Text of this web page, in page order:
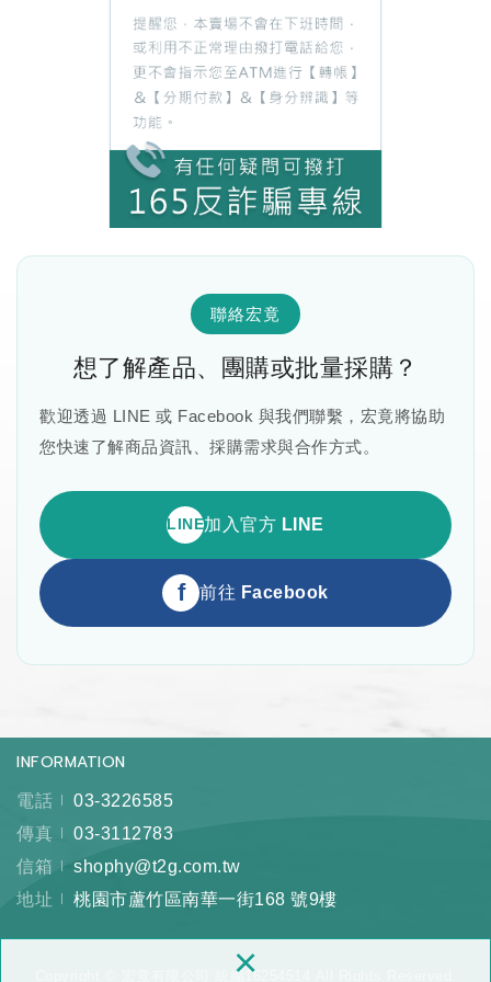
×
聯絡宏竟
想了解產品、團購或批量採購？
歡迎透過 LINE 或 Facebook 與我們聯繫，宏竟將協助
您快速了解商品資訊、採購需求與合作方式。
LINE加入官方 LINE
f 前往 Facebook
INFORMATION
電話
03-3226585
傳真
03-3112783
信箱
shophy@t2g.com.tw
地址
桃園市蘆竹區南華一街168 號9樓
Copyright © 宏竟有限公司 統編16254514 All Rights Reserved.